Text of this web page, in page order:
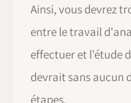
Ainsi, vous devrez
entre le travail
effectuer et l'étude
devrait sans aucun
étapes.